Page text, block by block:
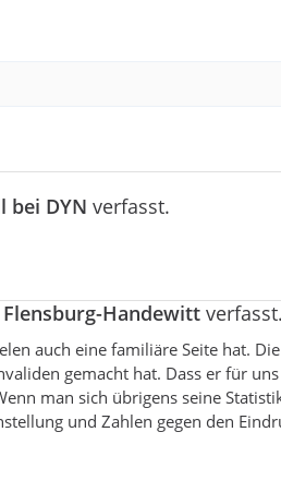
bei DYN verfasst.
Flensburg-Handewitt verfasst.
auch eine familiäre Seite hat.
gemacht hat. Dass er für
man sich übrigens seine
und Zahlen gegen den